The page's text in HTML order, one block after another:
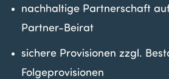
nachhaltige Partnerschaft
Partner-Beirat
sichere Provisionen zzgl.
Folgeprovisionen